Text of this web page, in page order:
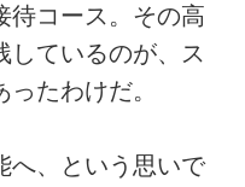
待コース。その高
しているのが、ス
たわけだ。
へ、という思いで